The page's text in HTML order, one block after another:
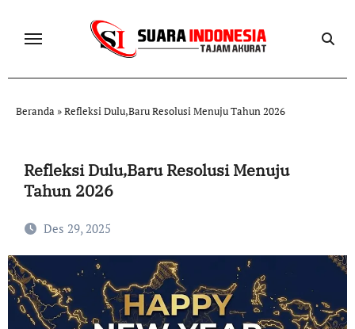
Beranda »Refleksi Dulu,Baru Resolusi Menuju Tahun 2026
Refleksi Dulu,Baru Resolusi Menuju
Tahun 2026
Des 29, 2025